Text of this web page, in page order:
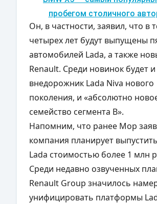
пробегом столичного
Он, в частности, заявил, что в
четырех лет будут выпущены
автомобилей Lada, а также
Renault. Среди новинок будет и
внедорожник Lada Niva нового
поколения, и «абсолютно
семейство сегмента B».
Напомним, что ранее Мор
компания планирует
Lada стоимостью более 1 млн
Среди недавно озвученных
Renault Group значилось
унифицировать платформы